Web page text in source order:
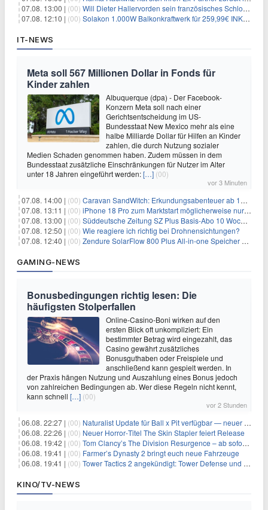
07.08. 13:00 | (00) Will Dieter Hallervorden sein französisches Schloss verkaufen?
07.08. 12:10 | (00) Solakon 1.000W Balkonkraftwerk für 259,99€ INKL. VERSAND! 800W Wechselrichter, bifazial
IT-NEWS
Meta soll 567 Millionen Dollar in Fonds für
Kinder zahlen
Albuquerque (dpa) - Der Facebook-
Konzern Meta soll nach einer
Gerichtsentscheidung im US-
Bundesstaat New Mexico mehr als eine
halbe Milliarde Dollar für Hilfen an Kinder
zahlen, die durch Nutzung sozialer
Medien Schaden genommen haben. Zudem müssen in dem
Bundesstaat zusätzliche Einschränkungen für Nutzer im Alter
unter 18 Jahren eingeführt werden:[…] (00)
vor 3 Minuten
07.08. 14:00 | (00) Caravan SandWitch: Erkundungsabenteuer ab 13.08. gratis im Epic Games Store
07.08. 13:11 | (00) iPhone 18 Pro zum Marktstart möglicherweise nur begrenzt verfügbar
07.08. 13:00 | (00) Süddeutsche Zeitung SZ Plus Basis-Abo 10 Wochen für 10€
07.08. 12:50 | (00) Wie reagiere ich richtig bei Drohnensichtungen?
07.08. 12:40 | (00) Zendure SolarFlow 800 Plus All-in-one Speicher + Zusatzspeicher AB2000L für 618,96€ – 3,84kWh fürs Balkonkraftwerk
GAMING-NEWS
Bonusbedingungen richtig lesen: Die
häufigsten Stolperfallen
Online-Casino-Boni wirken auf den
ersten Blick oft unkompliziert: Ein
bestimmter Betrag wird eingezahlt, das
Casino gewährt zusätzliches
Bonusguthaben oder Freispiele und
anschließend kann gespielt werden. In
der Praxis hängen Nutzung und Auszahlung eines Bonus jedoch
von zahlreichen Bedingungen ab. Wer diese Regeln nicht kennt,
kann schnell […] (00)
vor 2 Stunden
06.08. 22:27 | (00) Naturalist Update für Ball x Pit verfügbar — neuer Content auf allen Plattformen
06.08. 22:26 | (00) Neuer Horror‑Titel The Skin Stapler feiert Release
06.08. 19:42 | (00) Tom Clancy’s The Division Resurgence – ab sofort für euch verfügbar
06.08. 19:41 | (00) Farmer’s Dynasty 2 bringt euch neue Fahrzeuge
06.08. 19:41 | (00) Tower Tactics 2 angekündigt: Tower Defense und Deckbuilding Kombo kehrt zurück
KINO/TV-NEWS